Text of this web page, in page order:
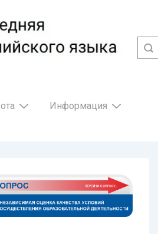
Информация